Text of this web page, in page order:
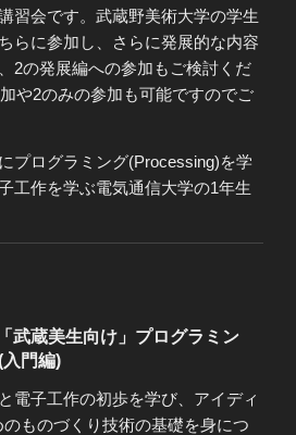
習会です。武蔵野美術大学の学生
らに参加し、さらに発展的な内容
2の発展編への参加もご検討くだ
や2のみの参加も可能ですのでご
プログラミング(Processing)を学
工作を学ぶ電気通信大学の1年生
武蔵美生向け」プログラミン
門編)
電子工作の初歩を学び、アイディ
ものづくり技術の基礎を身につ